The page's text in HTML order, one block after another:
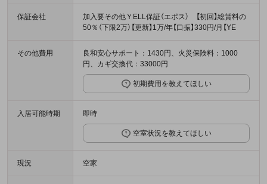
保証会社
加入要その他ＹELL保証（エポス） 【初回】総賃料の
50％（下限2万）【更新】1万/年【口振】330円/月【YE
その他費用
良和安心サポート：1430円、火災保険料：1000
円、カギ交換代：33000円
初期費用を教えてほしい
入居可能時期 即時
空室状況を教えてほしい
現況 空家